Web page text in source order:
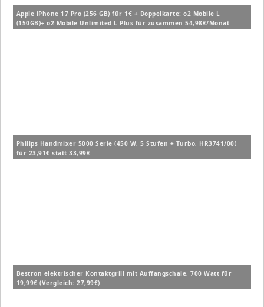
Apple iPhone 17 Pro (256 GB) für 1€ + Doppelkarte: o2 Mobile L
(150GB)+ o2 Mobile Unlimited L Plus für zusammen 54,98€/Monat
Philips Handmixer 5000 Serie (450 W, 5 Stufen + Turbo, HR3741/00)
für 23,91€ statt 33,99€
Bestron elektrischer Kontaktgrill mit Auffangschale, 700 Watt für
19,99€ (Vergleich: 27,99€)